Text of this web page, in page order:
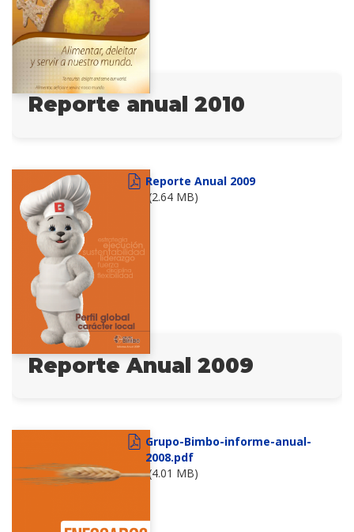
Reporte anual 2010
Reporte Anual 2009
(2.64 MB)
Reporte Anual 2009
Grupo-Bimbo-informe-anual-
2008.pdf
(4.01 MB)